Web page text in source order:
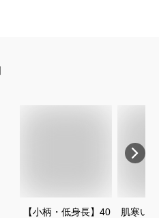
【小柄・低身長】40
肌寒い